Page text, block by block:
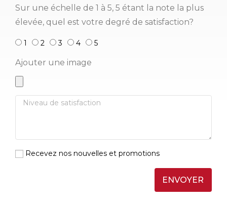
Sur une échelle de 1 à 5, 5 étant la note la plus
élevée, quel est votre degré de satisfaction?
1 2 3 4 5
Ajouter une image
Recevez nos nouvelles et promotions
ENVOYER